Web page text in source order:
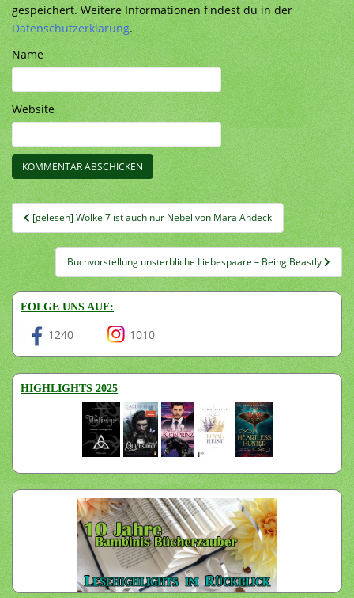
gespeichert. Weitere Informationen findest du in der
Datenschutzerklärung.
Name
Website
Beitragsnavigation
[gelesen] Wolke 7 ist auch nur Nebel von Mara Andeck
Buchvorstellung unsterbliche Liebespaare – Being Beastly
FOLGE UNS AUF:
1240 1010
HIGHLIGHTS 2025